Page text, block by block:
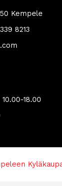
Kempele
8213
18.00